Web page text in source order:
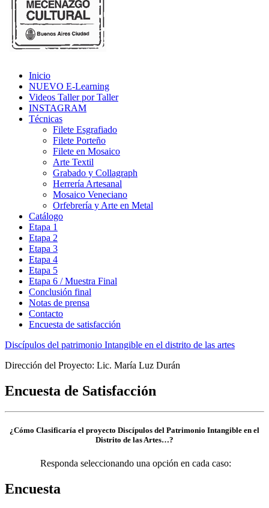
Inicio
NUEVO E-Learning
Videos Taller por Taller
INSTAGRAM
Técnicas
Filete Esgrafiado
Filete Porteño
Filete en Mosaico
Arte Textil
Grabado y Collagraph
Herrería Artesanal
Mosaico Veneciano
Orfebrería y Arte en Metal
Catálogo
Etapa 1
Etapa 2
Etapa 3
Etapa 4
Etapa 5
Etapa 6 / Muestra Final
Conclusión final
Notas de prensa
Contacto
Encuesta de satisfacción
Discípulos del patrimonio Intangible en el distrito de las artes
Dirección del Proyecto: Lic. María Luz Durán
Encuesta de Satisfacción
¿Cómo Clasificaría el proyecto Discípulos del Patrimonio Intangible en el
Distrito de las Artes…?
Responda seleccionando una opción en cada caso:
Encuesta